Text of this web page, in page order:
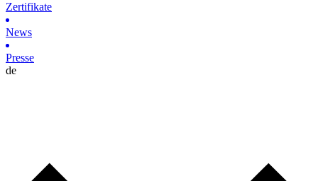
Zertifikate
News
Presse
de